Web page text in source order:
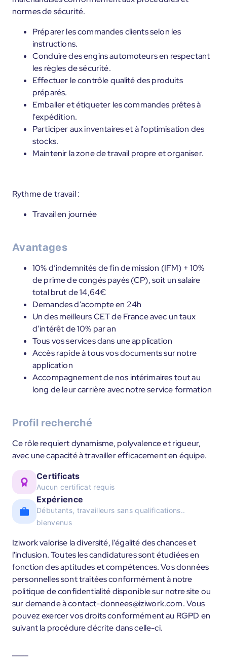
normes de sécurité.
Préparer les commandes clients selon les
instructions.
Conduire des engins automoteurs en respectant
les règles de sécurité.
Effectuer le contrôle qualité des produits
préparés.
Emballer et étiqueter les commandes prêtes à
l'expédition.
Participer aux inventaires et à l'optimisation des
stocks.
Maintenir la zone de travail propre et organiser.
Rythme de travail :
Travail en journée
Avantages
10% d’indemnités de fin de mission (IFM) + 10%
de prime de congés payés (CP), soit un salaire
total brut de 14,64€
Demandes d’acompte en 24h
Un des meilleurs CET de France avec un taux
d’intérêt de 10% par an
Tous vos services dans une application
Accès rapide à tous vos documents sur notre
application
Accompagnement de nos intérimaires tout au
long de leur carrière avec notre service formation
Profil recherché
Ce rôle requiert dynamisme, polyvalence et rigueur,
avec une capacité à travailler efficacement en équipe.
Certificats
Aucun certificat requis
Expérience
Débutants, travailleurs sans qualifications..
bienvenus
Iziwork valorise la diversité, l'égalité des chances et
l'inclusion. Toutes les candidatures sont étudiées en
fonction des aptitudes et compétences. Vos données
personnelles sont traitées conformément à notre
politique de confidentialité disponible sur notre site ou
sur demande à contact-donnees@iziwork.com. Vous
pouvez exercer vos droits conformément au RGPD en
suivant la procédure décrite dans celle-ci.